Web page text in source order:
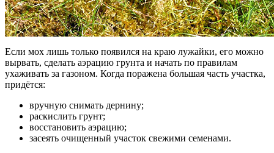
Если мох лишь только появился на краю лужайки, его можно
вырвать, сделать аэрацию грунта и начать по правилам
ухаживать за газоном. Когда поражена большая часть участка,
придётся:
вручную снимать дернину;
раскислить грунт;
восстановить аэрацию;
засеять очищенный участок свежими семенами.